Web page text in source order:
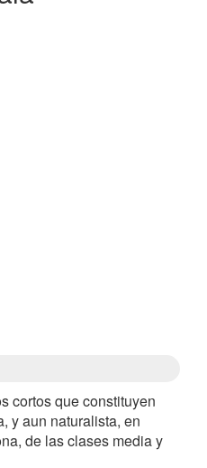
cortos que constituyen
y aun naturalista, en
de las clases media y